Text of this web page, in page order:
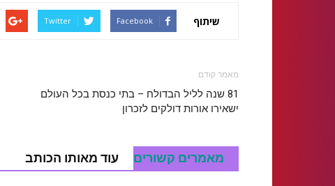
שיתוף Facebook
Twitter
מאמר קודם
81 שנה לליל הבדולח – בתי כנסת בכל העולם
ישאירו אורות דולקים לזכרון
מאמרים קשורים עוד מאותו הכותב